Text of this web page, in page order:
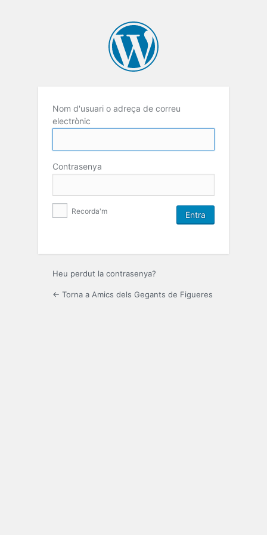
Nom d'usuari o adreça de correu
electrònic
Contrasenya
Recorda'm
Heu perdut la contrasenya?
← Torna a Amics dels Gegants de Figueres